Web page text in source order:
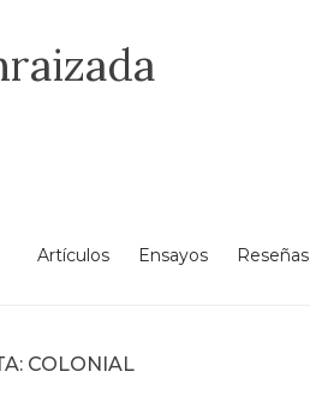
Artículos Ensayos Reseñas
COLONIAL